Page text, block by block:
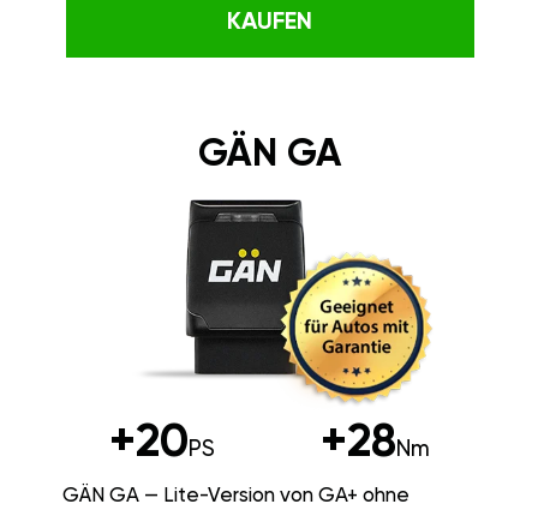
KAUFEN
GÄN GA
+20PS +28Nm
GÄN GA — Lite-Version von GA+ ohne